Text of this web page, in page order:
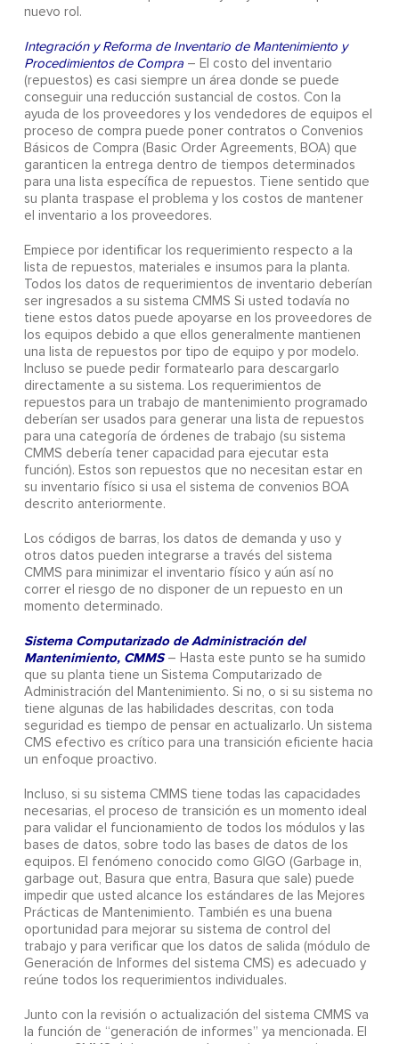
nuevo rol.
Integración y Reforma de Inventario de Mantenimiento y
Procedimientos de Compra– El costo del inventario
(repuestos) es casi siempre un área donde se puede
conseguir una reducción sustancial de costos. Con la
ayuda de los proveedores y los vendedores de equipos el
proceso de compra puede poner contratos o Convenios
Básicos de Compra (Basic Order Agreements, BOA) que
garanticen la entrega dentro de tiempos determinados
para una lista específica de repuestos. Tiene sentido que
su planta traspase el problema y los costos de mantener
el inventario a los proveedores.
Empiece por identificar los requerimiento respecto a la
lista de repuestos, materiales e insumos para la planta.
Todos los datos de requerimientos de inventario deberían
ser ingresados a su sistema CMMS Si usted todavía no
tiene estos datos puede apoyarse en los proveedores de
los equipos debido a que ellos generalmente mantienen
una lista de repuestos por tipo de equipo y por modelo.
Incluso se puede pedir formatearlo para descargarlo
directamente a su sistema. Los requerimientos de
repuestos para un trabajo de mantenimiento programado
deberían ser usados para generar una lista de repuestos
para una categoría de órdenes de trabajo (su sistema
CMMS debería tener capacidad para ejecutar esta
función). Estos son repuestos que no necesitan estar en
su inventario físico si usa el sistema de convenios BOA
descrito anteriormente.
Los códigos de barras, los datos de demanda y uso y
otros datos pueden integrarse a través del sistema
CMMS para minimizar el inventario físico y aún así no
correr el riesgo de no disponer de un repuesto en un
momento determinado.
Sistema Computarizado de Administración del
Mantenimiento, CMMS– Hasta este punto se ha sumido
que su planta tiene un Sistema Computarizado de
Administración del Mantenimiento. Si no, o si su sistema no
tiene algunas de las habilidades descritas, con toda
seguridad es tiempo de pensar en actualizarlo. Un sistema
CMS efectivo es crítico para una transición eficiente hacia
un enfoque proactivo.
Incluso, si su sistema CMMS tiene todas las capacidades
necesarias, el proceso de transición es un momento ideal
para validar el funcionamiento de todos los módulos y las
bases de datos, sobre todo las bases de datos de los
equipos. El fenómeno conocido como GIGO (Garbage in,
garbage out, Basura que entra, Basura que sale) puede
impedir que usted alcance los estándares de las Mejores
Prácticas de Mantenimiento. También es una buena
oportunidad para mejorar su sistema de control del
trabajo y para verificar que los datos de salida (módulo de
Generación de Informes del sistema CMS) es adecuado y
reúne todos los requerimientos individuales.
Junto con la revisión o actualización del sistema CMMS va
la función de “generación de informes” ya mencionada. El